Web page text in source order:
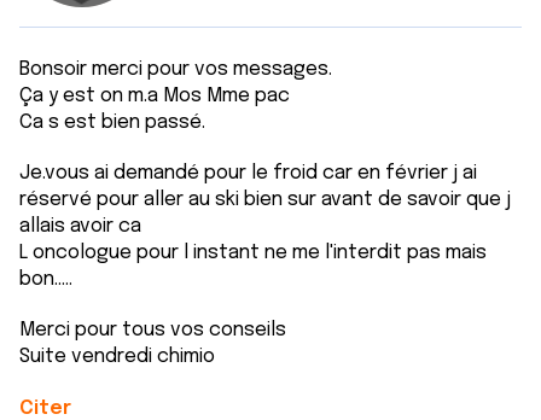
Bonsoir merci pour vos messages.
Ça y est on m.a Mos Mme pac
Ca s est bien passé.
Je.vous ai demandé pour le froid car en février j ai
réservé pour aller au ski bien sur avant de savoir que j
allais avoir ca
L oncologue pour l instant ne me l'interdit pas mais
bon.....
Merci pour tous vos conseils
Suite vendredi chimio
Citer